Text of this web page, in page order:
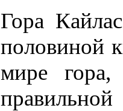
Гора
половиной
мире